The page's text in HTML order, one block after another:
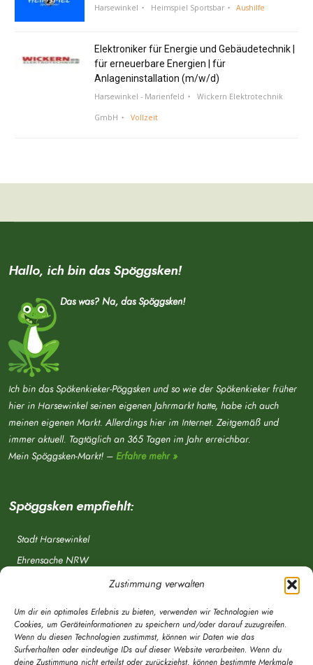
Zustimmung verwalten
Um dir ein optimales Erlebnis zu bieten, verwenden wir Technologien wie
Cookies, um Geräteinformationen zu speichern und/oder darauf zuzugreifen.
Wenn du diesen Technologien zustimmst, können wir Daten wie das
Surfverhalten oder eindeutige IDs auf dieser Website verarbeiten. Wenn du
deine Zustimmung nicht erteilst oder zurückziehst, können bestimmte Merkmale
Harsewinkel Heimspiel Sportsbar Aushilfe
Elektroniker für Energie und Gebäudetechnik |
für erneuerbare Energien | für
Anlageninstallation (m/w/d)
Harsewinkel - Marienfeld Wickern Elektrotechnik
GmbH Vollzeit
Hallo, ich bin das Spöggsken!
Das was? Na, das Spöggsken!
Ich bin das Spökenkieker-Pöggsken und so wie der Spökenkieker früher
hier in Harsewinkel seinen eigenen Jahrmarkt hatte, habe ich auch
meinen eigenen Markt. Allerdings hier im Internet. Zeitgemäß und
immer aktuell. Tagtäglich an 365 Tagen im Jahr erreichbar.
Mein Spöggsken-Markt! – Erfahre mehr »
Spöggsken empfiehlt:
Stadt Harsewinkel
Ehrensache NRW
OWL Verkehr
Greffen.de